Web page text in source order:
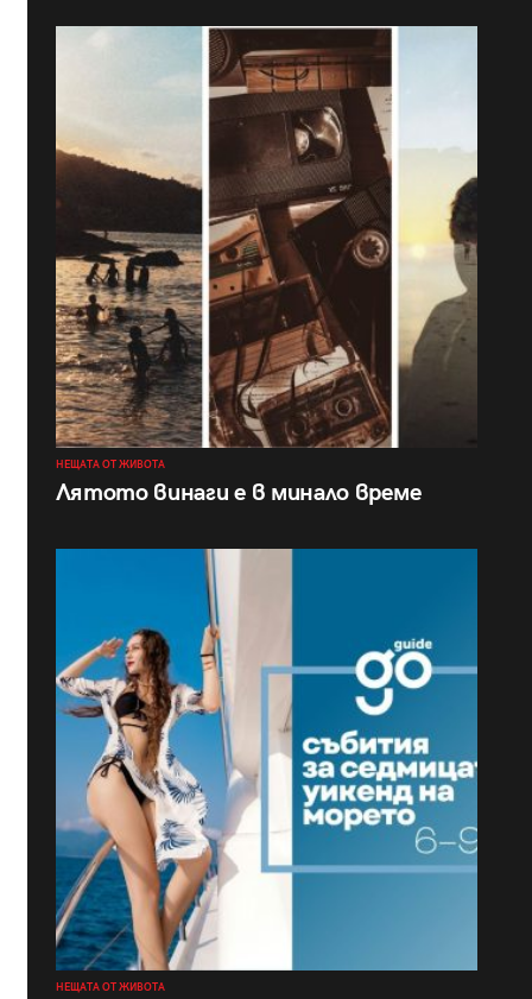
НЕЩАТА ОТ ЖИВОТА
Лятото винаги е в минало време
НЕЩАТА ОТ ЖИВОТА